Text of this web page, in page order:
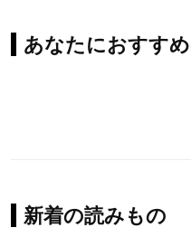
あなたにおすす
新着の読みもの